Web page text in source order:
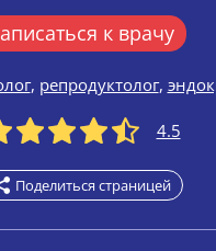
к врачу
, репродуктолог,
4.5
Поделиться страницей